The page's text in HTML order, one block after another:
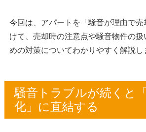
今回は、アパートを「騒音が理由で売
けて、売却時の注意点や騒音物件の扱
めの対策についてわかりやすく解説し
騒音トラブルが続くと
化」に直結する